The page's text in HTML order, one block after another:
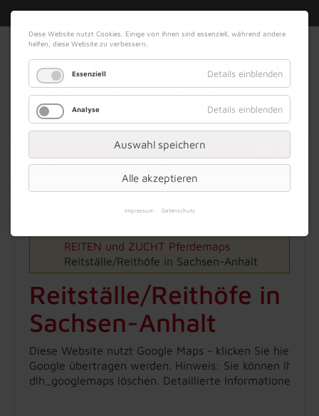
07. August 2026 Impressum|Kontakt|Datenschutz
Werbung
REITEN und ZUCHT Pferdemaps
Reitställe/Reithöfe in Sachsen-Anhalt
Reitställe/Reithöfe in
Sachsen-Anhalt
Diese Website nutzt Google Maps - klicken Sie hier,
Google übertragen werden. Hinweis: Sie können Ihre
dlh_googlemaps löschen. Detaillierte Informationen
Diese Website nutzt Cookies. Einige von ihnen sind essenziell, während andere
helfen, diese Website zu verbessern.
Essenziell Details einblenden
Analyse Details einblenden
Auswahl speichern
Alle akzeptieren
Impressum Datenschutz